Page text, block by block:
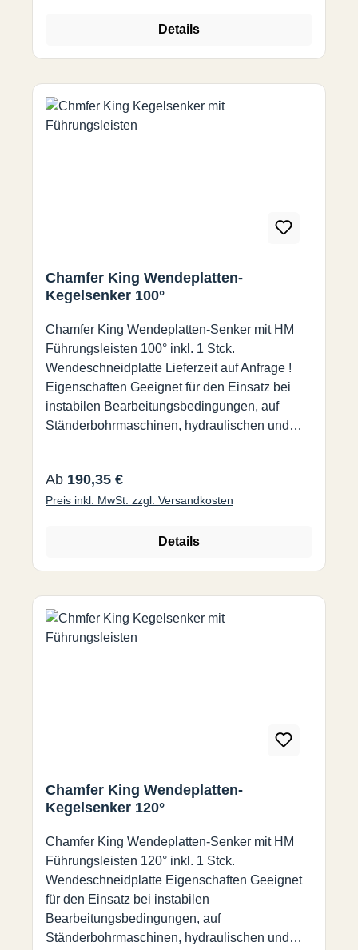
Details
Chamfer King Wendeplatten-
Kegelsenker 100°
Chamfer King Wendeplatten-Senker mit HM
Führungsleisten 100° inkl. 1 Stck.
Wendeschneidplatte Lieferzeit auf Anfrage !
Eigenschaften Geeignet für den Einsatz bei
instabilen Bearbeitungsbedingungen, auf
Ständerbohrmaschinen, hydraulischen und
Wendeplatten Höhere Standzeit, eine Qualität
für eine Vielzahl von Werkstoffen Durch die
Geometrie der Wendeschneidplatte wird eine
120° Verfügbare Durchmesser: 4 - 110 mm
Regulärer Preis:
Ab 190,35 €
Preis inkl. MwSt. zzgl. Versandkosten
Details
Chamfer King Wendeplatten-
Kegelsenker 120°
Chamfer King Wendeplatten-Senker mit HM
Führungsleisten 120° inkl. 1 Stck.
Wendeschneidplatte Eigenschaften Geeignet
für den Einsatz bei instabilen
Bearbeitungsbedingungen, auf
Ständerbohrmaschinen, hydraulischen und